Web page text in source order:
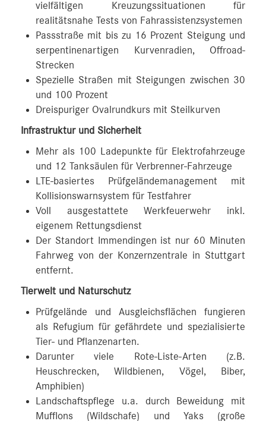
vielfältigen Kreuzungssituationen für
realitätsnahe Tests von Fahrassistenzsystemen
Passstraße mit bis zu 16 Prozent Steigung und
serpentinenartigen Kurvenradien, Offroad-
Strecken
Spezielle Straßen mit Steigungen zwischen 30
und 100 Prozent
Dreispuriger Ovalrundkurs mit Steilkurven
Infrastruktur und Sicherheit
Mehr als 100 Ladepunkte für Elektrofahrzeuge
und 12 Tanksäulen für Verbrenner-Fahrzeuge
LTE-basiertes Prüfgeländemanagement mit
Kollisionswarnsystem für Testfahrer
Voll ausgestattete Werkfeuerwehr inkl.
eigenem Rettungsdienst
Der Standort Immendingen ist nur 60 Minuten
Fahrweg von der Konzernzentrale in Stuttgart
entfernt.
Tierwelt und Naturschutz
Prüfgelände und Ausgleichsflächen fungieren
als Refugium für gefährdete und spezialisierte
Tier- und Pflanzenarten.
Darunter viele Rote-Liste-Arten (z.B.
Heuschrecken, Wildbienen, Vögel, Biber,
Amphibien)
Landschaftspflege u.a. durch Beweidung mit
Mufflons (Wildschafe) und Yaks (große